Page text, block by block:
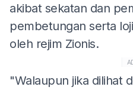
akibat sekatan dan
pembetungan serta
oleh rejim Zionis.
"Walaupun jika dilihat